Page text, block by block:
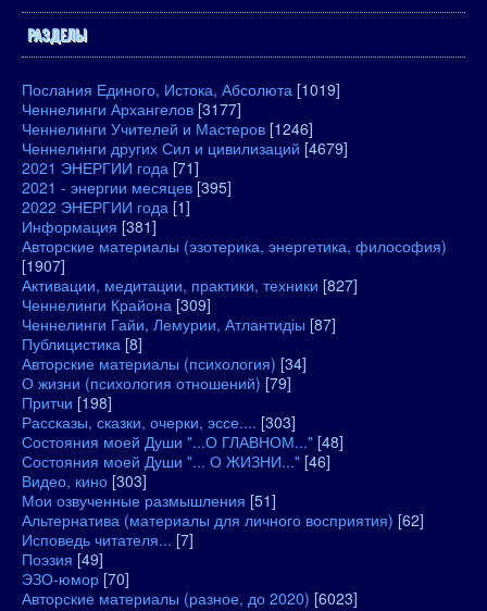
РАЗДЕЛЫ
Послания Единого, Истока, Абсолюта [1019]
Ченнелинги Архангелов [3177]
Ченнелинги Учителей и Мастеров [1246]
Ченнелинги других Сил и цивилизаций [4679]
2021 ЭНЕРГИИ года [71]
2021 - энергии месяцев [395]
2022 ЭНЕРГИИ года [1]
Информация [381]
Авторские материалы (эзотерика, энергетика, философия)
[1907]
Активации, медитации, практики, техники [827]
Ченнелинги Крайона [309]
Ченнелинги Гайи, Лемурии, Атлантидіы [87]
Публицистика [8]
Авторские материалы (психология) [34]
О жизни (психология отношений) [79]
Притчи [198]
Рассказы, сказки, очерки, эссе.... [303]
Состояния моей Души "...О ГЛАВНОМ..." [48]
Состояния моей Души "... О ЖИЗНИ..." [46]
Видео, кино [303]
Мои озвученные размышления [51]
Альтернатива (материалы для личного восприятия) [62]
Исповедь читателя... [7]
Поэзия [49]
ЭЗО-юмор [70]
Авторские материалы (разное, до 2020) [6023]